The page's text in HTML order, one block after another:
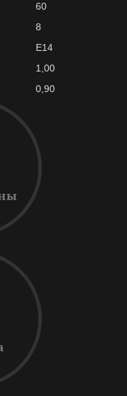
60
8
E14
1,00
0,90